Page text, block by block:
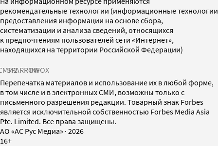
рекомендательные технологии (информационные технологии
предоставления информации на основе сбора,
систематизации и анализа сведений, относящихся
к предпочтениям пользователей сети «Интернет»,
находящихся на территории Российской Федерации)
SPARROWINFOX
Перепечатка материалов и использование их в любой форме,
в том числе и в электронных СМИ, возможны только с
письменного разрешения редакции. Товарный знак Forbes
является исключительной собственностью Forbes Media Asia
Pte. Limited. Все права защищены.
AO «АС Рус Медиа» · 2026
16+